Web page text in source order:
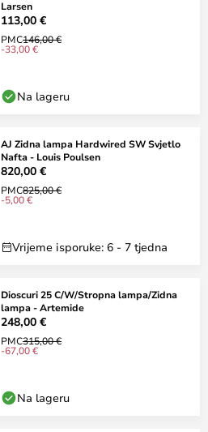
Larsen
113,00 €
PMC146,00 €
-33,00 €
Na lageru
AJ Zidna lampa Hardwired SW Svjetlo
Nafta - Louis Poulsen
820,00 €
PMC825,00 €
-5,00 €
Vrijeme isporuke: 6 - 7 tjedna
Dioscuri 25 C/W/Stropna lampa/Zidna
lampa - Artemide
248,00 €
PMC315,00 €
-67,00 €
Na lageru